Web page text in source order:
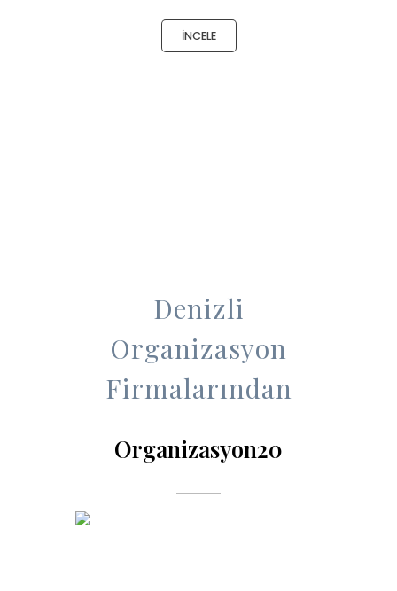
İNCELE
Denizli
Organizasyon
Firmalarından
Organizasyon20